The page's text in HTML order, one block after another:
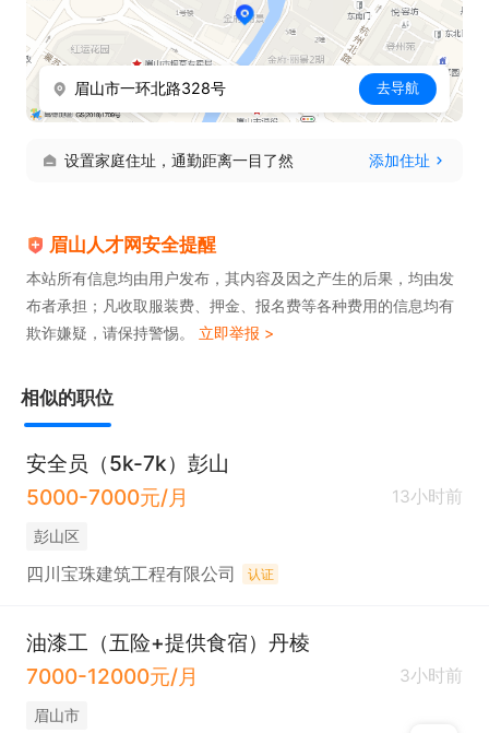
眉山市一环北路328号 去导航
设置家庭住址，通勤距离一目了然 添加住址
眉山人才网安全提醒
本站所有信息均由用户发布，其内容及因之产生的后果，均由发
布者承担；凡收取服装费、押金、报名费等各种费用的信息均有
欺诈嫌疑，请保持警惕。 立即举报 >
相似的职位
安全员（5k-7k）彭山
5000-7000元/月
13小时前
彭山区
四川宝珠建筑工程有限公司 认证
油漆工（五险+提供食宿）丹棱
7000-12000元/月
3小时前
眉山市